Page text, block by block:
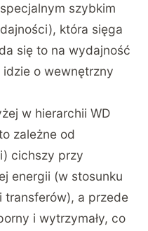
szybkim
która sięga
się to na wydajność
o wewnętrzny
w hierarchii WD
zależne od
cichszy przy
energii (w stosunku
transferów), a przede
i wytrzymały, co